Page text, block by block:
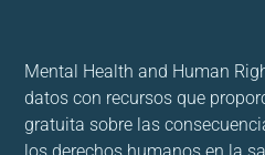
Mental Health and Human
datos con recursos que
gratuita sobre las